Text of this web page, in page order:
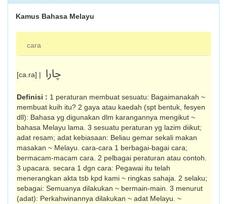
Kamus Bahasa Melayu
cara
[ca.ra] | چارا
Definisi : 1 peraturan membuat sesuatu: Bagaimanakah ~
membuat kuih itu? 2 gaya atau kaedah (spt bentuk, fesyen
dll): Bahasa yg digunakan dlm karangannya mengikut ~
bahasa Melayu lama. 3 sesuatu peraturan yg lazim diikut;
adat resam; adat kebiasaan: Beliau gemar sekali makan
masakan ~ Melayu. cara-cara 1 berbagai-bagai cara;
bermacam-macam cara. 2 pelbagai peraturan atau contoh.
3 upacara. secara 1 dgn cara: Pegawai itu telah
menerangkan akta tsb kpd kami ~ ringkas sahaja. 2 selaku;
sebagai: Semuanya dilakukan ~ bermain-main. 3 menurut
(adat): Perkahwinannya dilakukan ~ adat Melayu. ~